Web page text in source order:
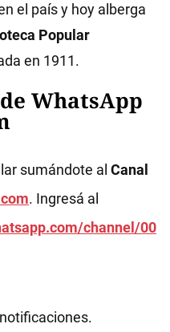
el país y hoy alberga
Popular
en 1911.
WhatsApp
sumándote al Canal
. Ingresá al
channel/00